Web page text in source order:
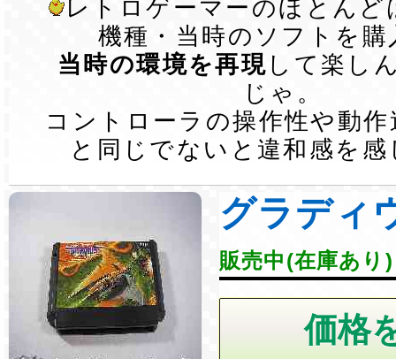
レトロゲーマーのほとんど
機種・当時のソフトを購
当時の環境を再現 して楽し
じゃ。
コントローラの操作性や動
と同じでないと違和感を
グラディ
販売中(在庫あり)